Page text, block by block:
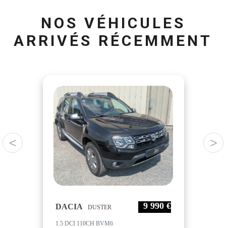
NOS VÉHICULES
ARRIVÉS RÉCEMMENT
<
DACIA DUSTER 9 990 €
1.5 DCI 110CH BVM6
>